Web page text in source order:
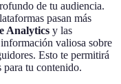
de tu audiencia.
pasan más
Analytics y las
valiosa sobre
Esto te permitirá
para tu contenido.